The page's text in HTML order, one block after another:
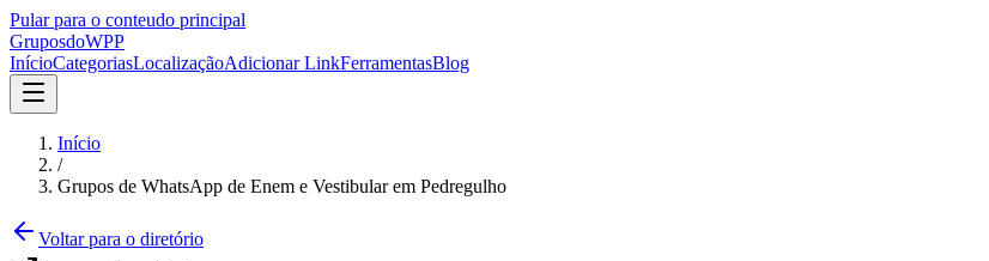
Pular para o conteudo principal
GruposdoWPP
InícioCategoriasLocalizaçãoAdicionar LinkFerramentasBlog
Início
/
Grupos de WhatsApp de Enem e Vestibular em Pedregulho
Voltar para o diretório